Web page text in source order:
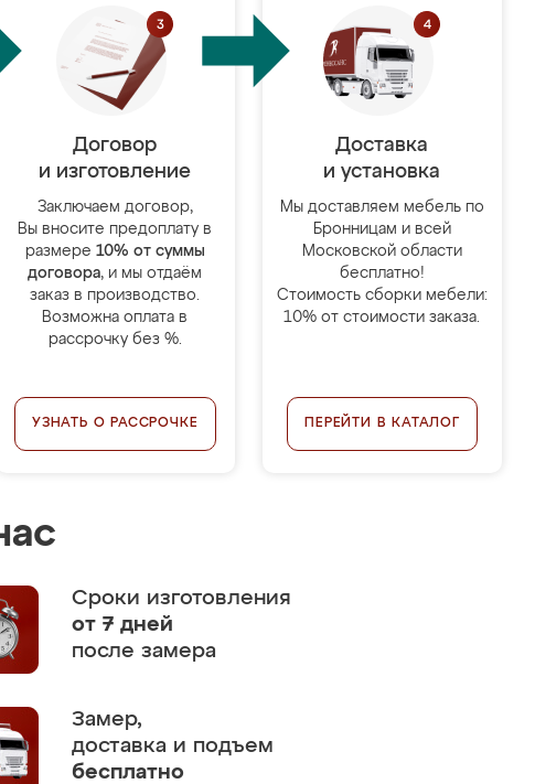
Договор
и изготовление
Заключаем договор,
Вы вносите предоплату в
размере 10% от суммы
договора, и мы отдаём
заказ в производство.
Возможна оплата в
рассрочку без %.
УЗНАТЬ О РАССРОЧКЕ
Доставка
и установка
Мы доставляем мебель по
Бронницам и всей
Московской области
бесплатно!
Стоимость сборки мебели:
10% от стоимости заказа.
ПЕРЕЙТИ В КАТАЛОГ
Сроки изготовления
от 7 дней
после замера
Замер,
доставка и подъем
бесплатно